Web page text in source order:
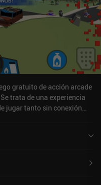
gratuito de acción arcade
trata de una experiencia
jugar tanto sin conexión
sobre 5,0 en la App Store